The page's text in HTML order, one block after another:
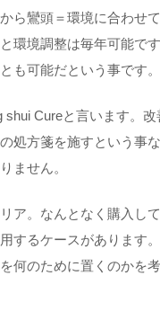
ら鸞頭＝環境に合わせ
環境調整は毎年可能で
も可能だという事です。
Cureと言います。
処方箋を施すという事
ません。
ア。なんとなく購入し
するケースがあります
何のために置くのかを